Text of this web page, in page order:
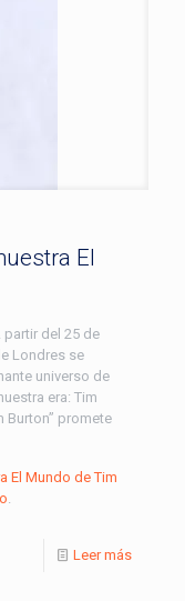
El
partir del 25 de
Londres se
universo de
era: Tim
Burton” promete
El Mundo de Tim
Leer más